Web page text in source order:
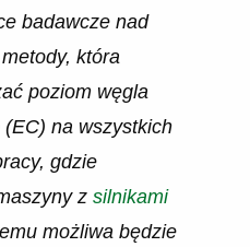
badawcze nad
która
poziom węgla
na wszystkich
gdzie
z silnikami
możliwa będzie